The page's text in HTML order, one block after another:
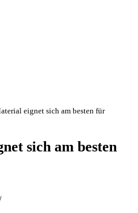
eignet sich am besten für
sich am besten